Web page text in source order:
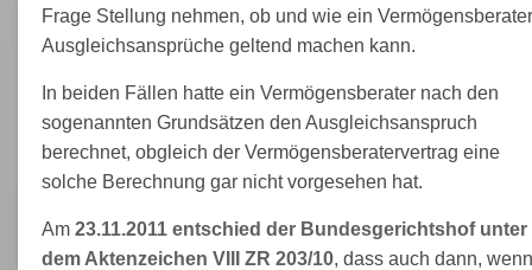
Frage Stellung nehmen, ob und wie ein Vermögensberater
Ausgleichsansprüche geltend machen kann.
In beiden Fällen hatte ein Vermögensberater nach den
sogenannten Grundsätzen den Ausgleichsanspruch
berechnet, obgleich der Vermögensberatervertrag eine
solche Berechnung gar nicht vorgesehen hat.
Am 23.11.2011 entschied der Bundesgerichtshof unter
dem Aktenzeichen VIII ZR 203/10, dass auch dann, wenn